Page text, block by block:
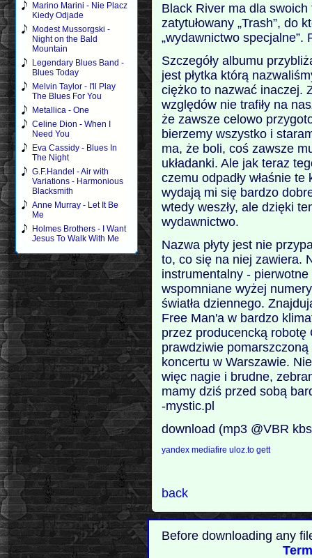
Marino Marini - Nie Placz
Kiedy Odjade
Modest Mussorgski -
Night on the Bald
Mountain
Legendary Blues Band -
Blues Today
Melvin Taylor - I'll Play
The Blues For You
Metallica - One
Celine Dion - When I
Need You
Eva Cassidy - Blues In
The Night
G.F.Handel - Air with
Variations - Harmonious
Blacksmith
Anne Murray - Let It Be
Me
Holmes Brothers - I Want
Jesus To Walk With Me
Black River ma dla
zatytułowany „Trash”, do
„wydawnictwo specjalne”.
Szczegóły albumu
jest płytka którą
ciężko to nazwać inaczej.
względów nie trafiły na
że zawsze celowo
bierzemy wszystko i
ma, że boli, coś zawsze
układanki. Ale jak teraz
czemu odpadły właśnie
wydają mi się bardzo
wtedy weszły, ale dzięki
wydawnictwo.
Nazwa płyty jest nie
to, co się na niej zawiera.
instrumentalny - pierwotne
wspomniane wyżej
światła dziennego.
Free Man'a w bardzo
przez producencką
prawdziwie
koncertu w Warszawie.
więc nagie i brudne,
mamy dziś przed sobą
-mystic.pl
download (mp3 @VBR
yandexmediafire uloz.togett
back
Before downloading any